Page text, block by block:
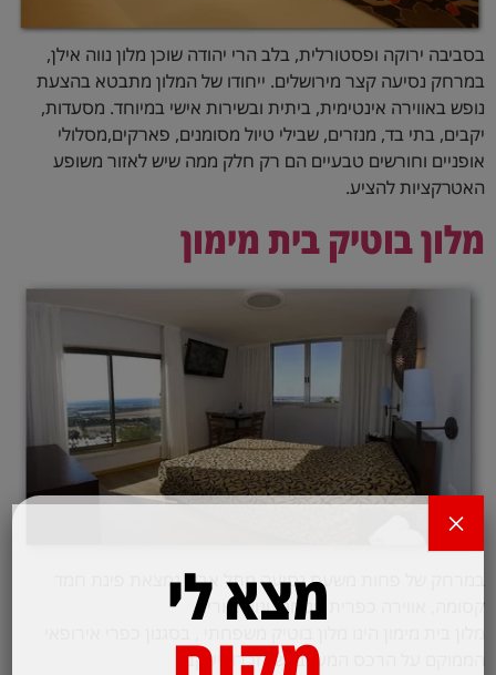
בסביבה ירוקה ופסטורלית, בלב הרי יהודה שוכן מלון נווה אילן,
במרחק נסיעה קצר מירושלים. ייחודו של המלון מתבטא בהצעת
נופש באווירה אינטימית, ביתית ובשירות אישי במיוחד. מסעדות,
יקבים, בתי בד, מנזרים, שבילי טיול מסומנים, פארקים,מסלולי
אופניים וחורשים טבעיים הם רק חלק ממה שיש לאזור משופע
האטרקציות להציע.
מלון בוטיק בית מימון
במרחק של פחות משעת נסיעה מתל אביב נמצאת פינת חמד
קסומה, אווירה כפרית נינוחה, ונוף ציורי.
הממוקם על הרכס המערבי של זכרון יעקב.
מצא לי
×